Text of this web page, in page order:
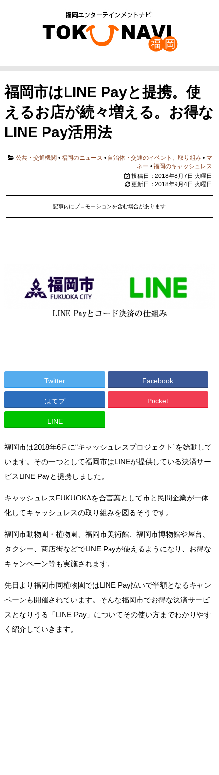
福岡市はLINE Payと提携。使
えるお店が続々増える。お得な
LINE Pay活用法
公共・交通機関 •福岡のニュース • 自治体・交通のイベント、取り組み • マ
ネー •福岡のキャッシュレス
投稿日：2018年8月7日 火曜日
更新日：2018年9月4日 火曜日
記事内にプロモーションを含む場合があります
Twitter Facebook
はてブ Pocket
LINE
福岡市は2018年6月に“キャッシュレスプロジェクト”を始動して
います。その一つとして福岡市はLINEが提供している決済サー
ビスLINE Payと提携しました。
キャッシュレスFUKUOKAを合言葉として市と民間企業が一体
化してキャッシュレスの取り組みを図るそうです。
福岡市動物園・植物園、福岡市美術館、福岡市博物館や屋台、
タクシー、商店街などでLINE Payが使えるようになり、お得な
キャンペーン等も実施されます。
先日より福岡市同植物園ではLINE Pay払いで半額となるキャン
ペーンも開催されています。そんな福岡市でお得な決済サービ
スとなりうる「LINE Pay」についてその使い方までわかりやす
く紹介していきます。